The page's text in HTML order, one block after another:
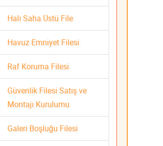
Halı Saha Üstü File
Havuz Emniyet Filesi
Raf Koruma Filesi
Güvenlik Filesi Satış ve
Montajı Kurulumu
Galeri Boşluğu Filesi